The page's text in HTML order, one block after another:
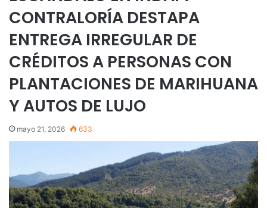
CONTRALORÍA DESTAPA
ENTREGA IRREGULAR DE
CRÉDITOS A PERSONAS CON
PLANTACIONES DE MARIHUANA
Y AUTOS DE LUJO
mayo 21, 2026 633